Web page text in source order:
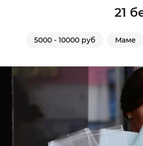
21
5000 - 10000 руб Маме